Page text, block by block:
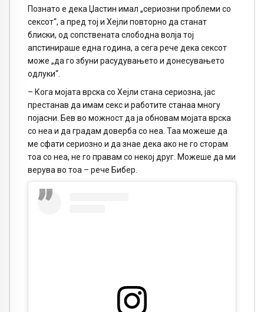
Познато е дека Џастин имал „сериозни проблеми со
сексот“, а пред тој и Хејли повторно да станат
блиски, од сопствената слободна волја тој
апстинираше една година, а сега рече дека сексот
може „да го збуни расудувањето и донесувањето
одлуки“.
– Кога мојата врска со Хејли стана сериозна, јас
престанав да имам секс и работите станаа многу
појасни. Бев во можност да ја обновам мојата врска
со неа и да градам доверба со неа. Таа можеше да
ме сфати сериозно и да знае дека ако не го сторам
тоа со неа, не го правам со некој друг. Можеше да ми
верува во тоа – рече Бибер.